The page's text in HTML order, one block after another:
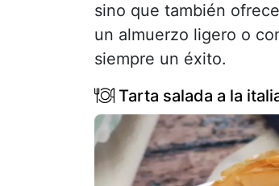
sino que también
un almuerzo ligero o
siempre un éxito.
Tarta salada a la